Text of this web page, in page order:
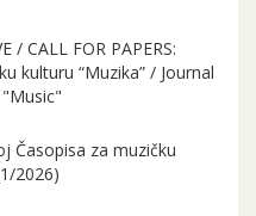
/ CALL FOR PAPERS:
kulturu “Muzika” / Journal
Časopisa za muzičku
2026)